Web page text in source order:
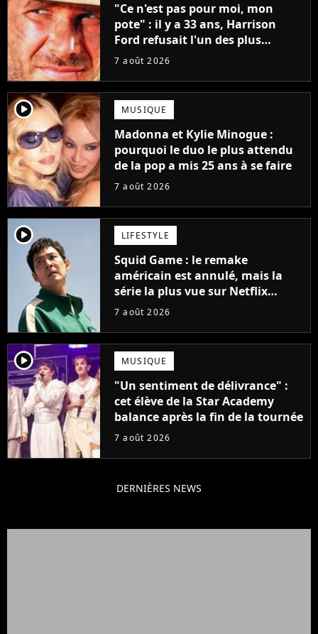
"Ce n'est pas pour moi, mon
pote" : il y a 33 ans, Harrison
Ford refusait l'un des plus
grands succès de tous les temps
7 août 2026
player2 MUSIQUE
Madonna et Kylie Minogue :
pourquoi le duo le plus attendu
de la pop a mis 25 ans à se faire
7 août 2026
player2 LIFESTYLE
Squid Game : le remake
américain est annulé, mais la
série la plus vue sur Netflix
pourrait avoir une version
7 août 2026
player2 MUSIQUE
"Un sentiment de délivrance" :
cet élève de la Star Academy
balance après la fin de la tournée
7 août 2026
DERNIÈRES NEWS